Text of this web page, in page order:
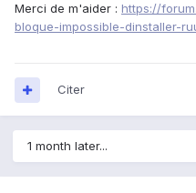
Merci de m'aider : https://
bloque-impossible-dinstaller-
Citer
1 month later...